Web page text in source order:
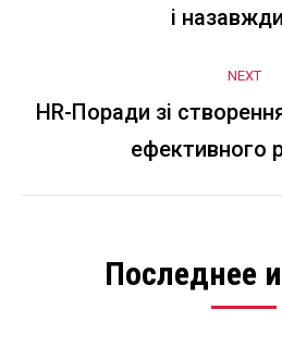
post:
і
NEXT
post:
HR-Поради зі
ефективного
Последнее